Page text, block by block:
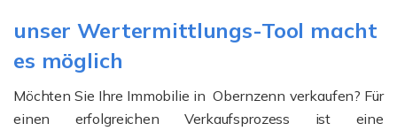
unser Wertermittlungs-Tool macht
es möglich
Möchten Sie Ihre Immobilie in Obernzenn verkaufen? Für
einen erfolgreichen Verkaufsprozess ist eine